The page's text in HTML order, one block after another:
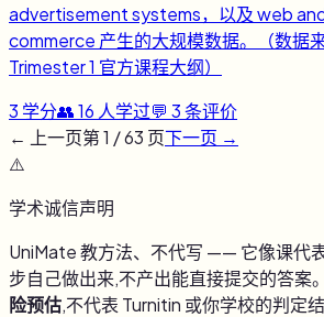
advertisement systems，以及 web
commerce 产生的大规模数据。（数据
Trimester 1 官方课程大纲）
3 学分👥16 人学过💬 3条评价
← 上一页第1 /63 页下一页 →
⚠️
学术诚信声明
UniMate 教方法、不代写 —— 它像课代
步自己做出来,不产出能直接提交的答案
险预估,不代表 Turnitin 或你学校的判定